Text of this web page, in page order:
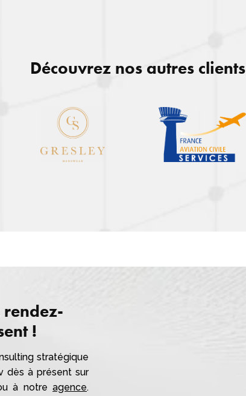
Découvrez nos autres clients
rendez-
!
stratégique
dès à présent sur
à notreagence.